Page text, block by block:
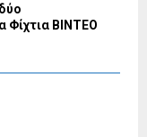
Φίχτια ΒΙΝΤΕΟ